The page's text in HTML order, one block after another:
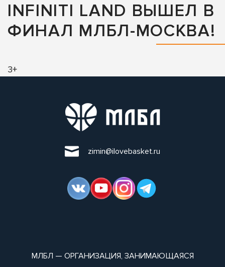
INFINITI LAND ВЫШЕЛ В
ФИНАЛ МЛБЛ-МОСКВА!
3+
zimin@ilovebasket.ru
МЛБЛ — ОРГАНИЗАЦИЯ, ЗАНИМАЮЩАЯСЯ